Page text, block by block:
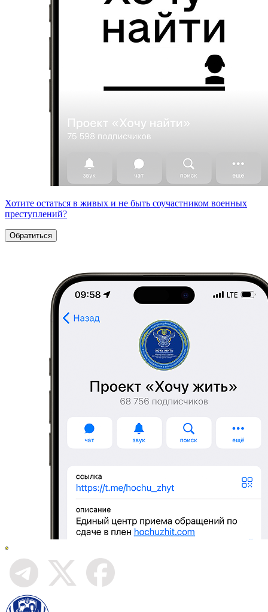
Хотите остаться в живых и не быть соучастником военных
преступлений?
Обратиться